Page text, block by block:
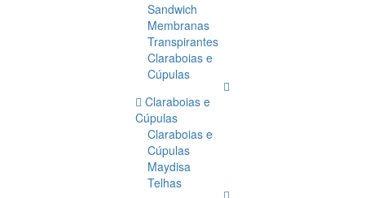
Sandwich
Membranas
Transpirantes
Claraboias e
Cúpulas
Claraboias e
Cúpulas
Claraboias e
Cúpulas
Maydisa
Telhas